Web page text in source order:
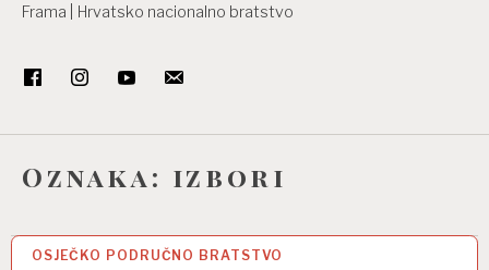
Frama | Hrvatsko nacionalno bratstvo
Oznaka: izbori
OSJEČKO PODRUČNO BRATSTVO
15 STU 2024